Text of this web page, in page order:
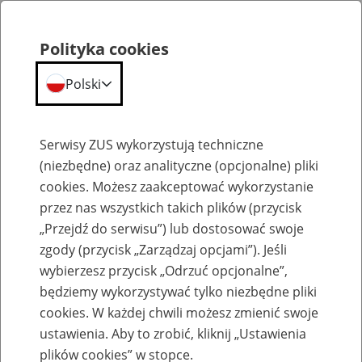
Szkolenia
Zaproś ZUS do siebie: Aktywni 50+
Polityka cookies
Polski
Serwisy ZUS wykorzystują techniczne
(niezbędne) oraz analityczne (opcjonalne) pliki
cookies. Możesz zaakceptować wykorzystanie
przez nas wszystkich takich plików (przycisk
„Przejdź do serwisu”) lub dostosować swoje
zgody (przycisk „Zarządzaj opcjami”). Jeśli
wybierzesz przycisk „Odrzuć opcjonalne”,
będziemy wykorzystywać tylko niezbędne pliki
cookies. W każdej chwili możesz zmienić swoje
ustawienia. Aby to zrobić, kliknij „Ustawienia
plików cookies” w stopce.